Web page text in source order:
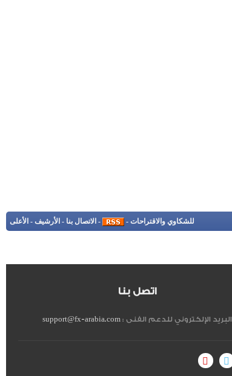
للشكاوي والاقتراحات -
- الاتصال بنا - الأرشيف - الأعلى
اتصل بنا
البريد الإلكتروني للدعم الفنى :support@fx-arabia.com